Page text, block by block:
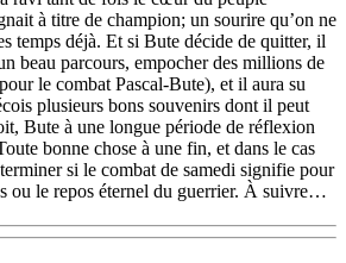
à titre de champion; un sourire qu’on ne
temps déjà. Et si Bute décide de quitter, il
beau parcours, empocher des millions de
le combat Pascal-Bute), et il aura su
plusieurs bons souvenirs dont il peut
Bute à une longue période de réflexion
bonne chose à une fin, et dans le cas
si le combat de samedi signifie pour
ou le repos éternel du guerrier. À suivre…